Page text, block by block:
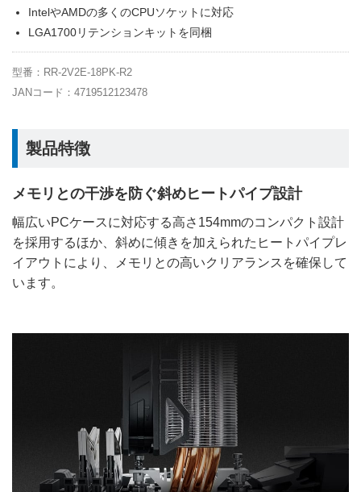
IntelやAMDの多くのCPUソケットに対応
LGA1700リテンションキットを同梱
型番：RR-2V2E-18PK-R2
JANコード：4719512123478
製品特徴
メモリとの干渉を防ぐ斜めヒートパイプ設計
幅広いPCケースに対応する高さ154mmのコンパクト設計
を採用するほか、斜めに傾きを加えられたヒートパイプレ
イアウトにより、メモリとの高いクリアランスを確保して
います。